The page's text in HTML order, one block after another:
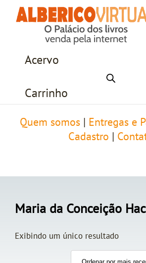
Acervo
Carrinho
Quem somos Entregas e
Cadastro
Maria da Conceição
Exibindo um único resultado